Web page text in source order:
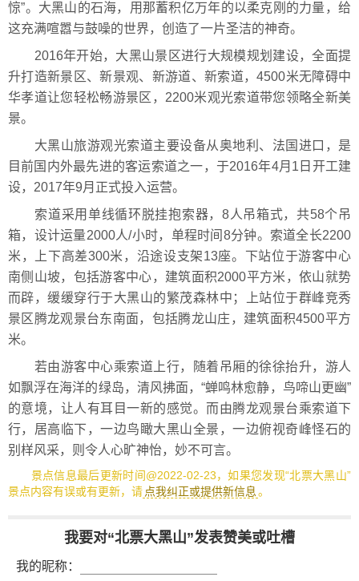
惊”。大黑山的石海，用那蓄积亿万年的以柔克刚的力量，给
这充满喧嚣与鼓噪的世界，创造了一片圣洁的神奇。
2016年开始，大黑山景区进行大规模规划建设，全面提
升打造新景区、新景观、新游道、新索道，4500米无障碍中
华孝道让您轻松畅游景区，2200米观光索道带您领略全新美
景。
大黑山旅游观光索道主要设备从奥地利、法国进口，是
目前国内外最先进的客运索道之一，于2016年4月1日开工建
设，2017年9月正式投入运营。
索道采用单线循环脱挂抱索器，8人吊箱式，共58个吊
箱，设计运量2000人/小时，单程时间8分钟。索道全长2200
米，上下高差300米，沿途设支架13座。下站位于游客中心
南侧山坡，包括游客中心，建筑面积2000平方米，依山就势
而辟，缓缓穿行于大黑山的繁茂森林中；上站位于群峰竞秀
景区腾龙观景台东南面，包括腾龙山庄，建筑面积4500平方
米。
若由游客中心乘索道上行，随着吊厢的徐徐抬升，游人
如飘浮在海洋的绿岛，清风拂面，“蝉鸣林愈静，鸟啼山更幽”
的意境，让人有耳目一新的感觉。而由腾龙观景台乘索道下
行，居高临下，一边鸟瞰大黑山全景，一边俯视奇峰怪石的
别样风采，则令人心旷神怡，妙不可言。
景点信息最后更新时间@2022-02-23，如果您发现“北票大黑山”
景点内容有误或有更新，请 点我纠正或提供新信息。
我要对“北票大黑山”发表赞美或吐槽
我的昵称：